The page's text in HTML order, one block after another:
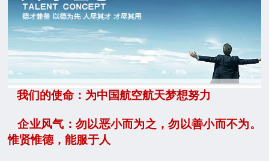
我们的使命：为中国航空航天梦想努力
企业风气：勿以恶小而为之，勿以善小而不为。
惟贤惟德，能服于人